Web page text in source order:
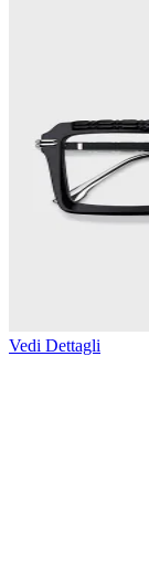
Vedi Dettagli